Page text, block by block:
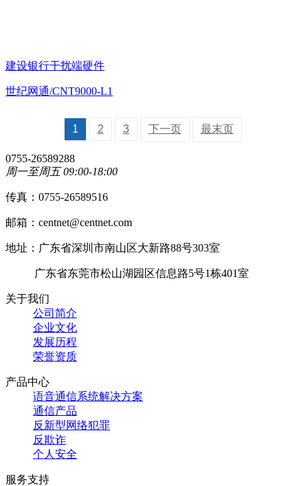
建设银行干扰端硬件
世纪网通/CNT9000-L1
1 2 3 下一页 最末页
0755-26589288
周一至周五 09:00-18:00
传真：0755-26589516
邮箱：centnet@centnet.com
地址：广东省深圳市南山区大新路88号303室
广东省东莞市松山湖园区信息路5号1栋401室
关于我们
公司简介
企业文化
发展历程
荣誉资质
产品中心
语音通信系统解决方案
通信产品
反新型网络犯罪
反欺诈
个人安全
服务支持